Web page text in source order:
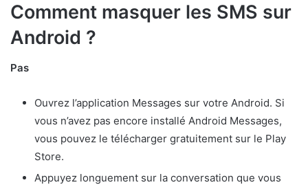
Comment masquer les SMS sur
Android ?
Pas
Ouvrez l’application Messages sur votre Android. Si
vous n’avez pas encore installé Android Messages,
vous pouvez le télécharger gratuitement sur le Play
Store.
Appuyez longuement sur la conversation que vous